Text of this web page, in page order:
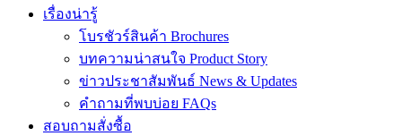
เรื่องน่ารู้
โบรชัวร์สินค้า Brochures
บทความน่าสนใจ Product Story
ข่าวประชาสัมพันธ์ News & Updates
คำถามที่พบบ่อย FAQs
สอบถามสั่งซื้อ